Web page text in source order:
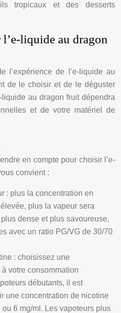
tropicaux et des desserts
liquide au dragon
l’expérience de l’e-liquide au
de le choisir et de le déguster
au dragon fruit dépendra
et de votre matériel de
en compte pour choisir l’e-
convient :
: plus la concentration en
plus la vapeur sera
dense et plus savoureuse,
avec un ratio PG/VG de 30/70
: choisissez une
votre consommation
débutants, il est
une concentration de nicotine
6 mg/ml. Les vapoteurs plus